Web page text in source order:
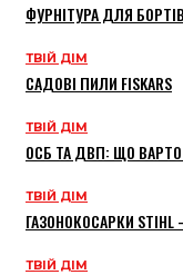
ФУРНІТУРА ДЛЯ БОРТІВ
ТВІЙ ДІМ
САДОВІ ПИЛИ FISKARS
ТВІЙ ДІМ
ОСБ ТА ДВП: ЩО
ТВІЙ ДІМ
ГАЗОНОКОСАРКИ
ТВІЙ ДІМ